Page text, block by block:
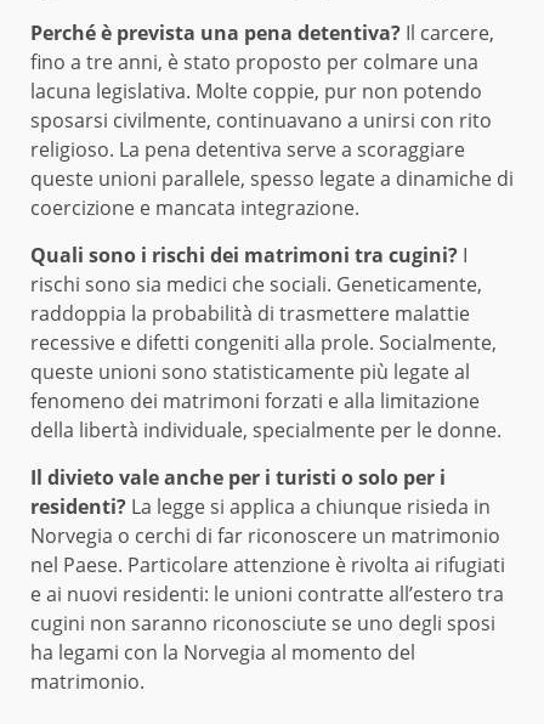
Perché è prevista una pena detentiva? Il carcere,
fino a tre anni, è stato proposto per colmare una
lacuna legislativa. Molte coppie, pur non potendo
sposarsi civilmente, continuavano a unirsi con rito
religioso. La pena detentiva serve a scoraggiare
queste unioni parallele, spesso legate a dinamiche di
coercizione e mancata integrazione.
Quali sono i rischi dei matrimoni tra cugini? I
rischi sono sia medici che sociali. Geneticamente,
raddoppia la probabilità di trasmettere malattie
recessive e difetti congeniti alla prole. Socialmente,
queste unioni sono statisticamente più legate al
fenomeno dei matrimoni forzati e alla limitazione
della libertà individuale, specialmente per le donne.
Il divieto vale anche per i turisti o solo per i
residenti? La legge si applica a chiunque risieda in
Norvegia o cerchi di far riconoscere un matrimonio
nel Paese. Particolare attenzione è rivolta ai rifugiati
e ai nuovi residenti: le unioni contratte all’estero tra
cugini non saranno riconosciute se uno degli sposi
ha legami con la Norvegia al momento del
matrimonio.